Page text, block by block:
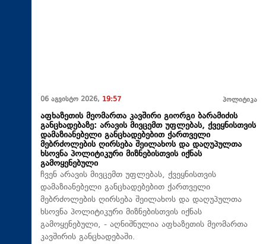
06 აგვისტო 2026, 19:57 პოლიტიკა
აფხაზეთის მეომართა კავშირი გიორგი ბარამიძის
განცხადებაზე: არავის მივცემთ უფლებას, ქვეყნისთვის
დამაზიანებელი განცხადებებით ქართველი
მებრძოლების ღირსება შეილახოს და დაღუპულთა
ხსოვნა პოლიტიკური მიზნებისთვის იქნას
გამოყენებული
ჩვენ არავის მივცემთ უფლებას, ქვეყნისთვის
დამაზიანებელი განცხადებებით ქართველი
მებრძოლების ღირსება შეილახოს და დაღუპულთა
ხსოვნა პოლიტიკური მიზნებისთვის იქნას
გამოყენებული, - აღნიშნულია აფხაზეთის მეომართა
კავშირის განცხადებაში.